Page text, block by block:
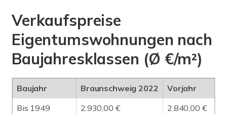
Verkaufspreise
Eigentumswohnungen nach
Baujahresklassen (Ø €/m²)
Baujahr Braunschweig 2022
Vorjahr
Bis 1949
2.930,00 €
2.840,00 €